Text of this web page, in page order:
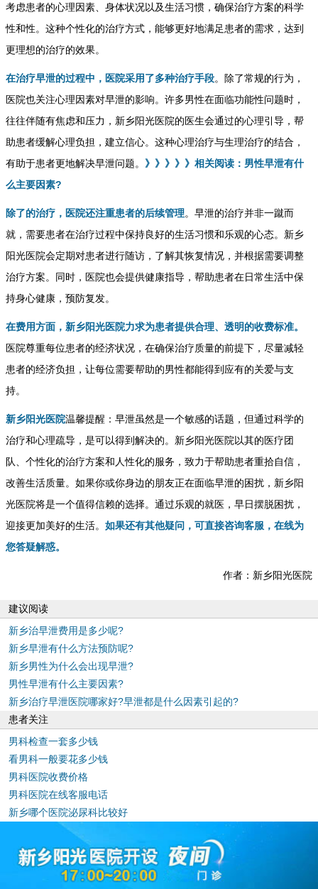
考虑患者的心理因素、身体状况以及生活习惯，确保治疗方案的科学
性和性。这种个性化的治疗方式，能够更好地满足患者的需求，达到
更理想的治疗的效果。
在治疗早泄的过程中，医院采用了多种治疗手段。除了常规的行为，
医院也关注心理因素对早泄的影响。许多男性在面临功能性问题时，
往往伴随有焦虑和压力，新乡阳光医院的医生会通过的心理引导，帮
助患者缓解心理负担，建立信心。这种心理治疗与生理治疗的结合，
有助于患者更地解决早泄问题。 》》》》》相关阅读：男性早泄有什
么主要因素?
除了的治疗，医院还注重患者的后续管理。早泄的治疗并非一蹴而
就，需要患者在治疗过程中保持良好的生活习惯和乐观的心态。新乡
阳光医院会定期对患者进行随访，了解其恢复情况，并根据需要调整
治疗方案。同时，医院也会提供健康指导，帮助患者在日常生活中保
持身心健康，预防复发。
在费用方面，新乡阳光医院力求为患者提供合理、透明的收费标准。
医院尊重每位患者的经济状况，在确保治疗质量的前提下，尽量减轻
患者的经济负担，让每位需要帮助的男性都能得到应有的关爱与支
持。
新乡阳光医院温馨提醒：早泄虽然是一个敏感的话题，但通过科学的
治疗和心理疏导，是可以得到解决的。新乡阳光医院以其的医疗团
队、个性化的治疗方案和人性化的服务，致力于帮助患者重拾自信，
改善生活质量。如果你或你身边的朋友正在面临早泄的困扰，新乡阳
光医院将是一个值得信赖的选择。通过乐观的就医，早日摆脱困扰，
迎接更加美好的生活。 如果还有其他疑问，可直接咨询客服，在线为
您答疑解惑。
作者：新乡阳光医院
建议阅读
新乡治早泄费用是多少呢?
新乡早泄有什么方法预防呢?
新乡男性为什么会出现早泄?
男性早泄有什么主要因素?
新乡治疗早泄医院哪家好?早泄都是什么因素引起的?
患者关注
男科检查一套多少钱
看男科一般要花多少钱
男科医院收费价格
男科医院在线客服电话
新乡哪个医院泌尿科比较好